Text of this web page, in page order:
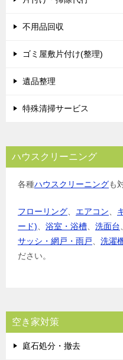
不用品回収
ゴミ屋敷片付け(整理)
遺品整理
特殊清掃サービス
ハウスクリーニング
各種ハウスクリーニングも
フローリング エアコン
ード)
浴室・浴槽 洗面台
サッシ・網戸・雨戸
洗濯
ださい。
空き家対策
庭石処分・撤去